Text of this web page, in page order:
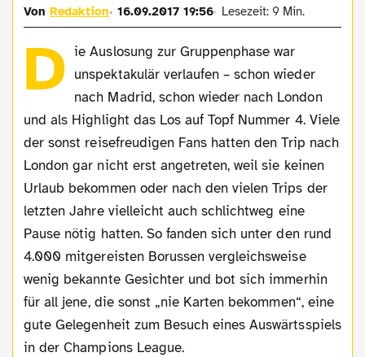
VonRedaktion 16.09.2017 19:56 Lesezeit: 9 Min.
D ie Auslosung zur Gruppenphase war
unspektakulär verlaufen – schon wieder
nach Madrid, schon wieder nach London
und als Highlight das Los auf Topf Nummer 4. Viele
der sonst reisefreudigen Fans hatten den Trip nach
London gar nicht erst angetreten, weil sie keinen
Urlaub bekommen oder nach den vielen Trips der
letzten Jahre vielleicht auch schlichtweg eine
Pause nötig hatten. So fanden sich unter den rund
4.000 mitgereisten Borussen vergleichsweise
wenig bekannte Gesichter und bot sich immerhin
für all jene, die sonst „nie Karten bekommen“, eine
gute Gelegenheit zum Besuch eines Auswärtsspiels
in der Champions League.